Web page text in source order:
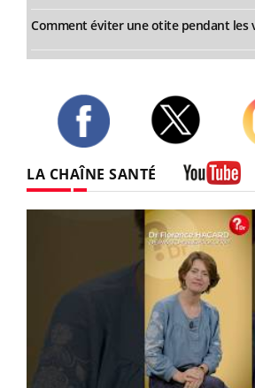
Comment éviter une otite pendant les
LA CHAÎNE SANTÉ